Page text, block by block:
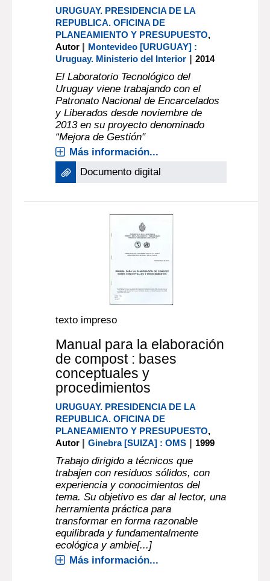
URUGUAY. PRESIDENCIA DE LA
REPUBLICA. OFICINA DE
PLANEAMIENTO Y PRESUPUESTO,
Autor | Montevideo [URUGUAY] :
Uruguay. Ministerio del Interior |2014
El Laboratorio Tecnológico del
Uruguay viene trabajando con el
Patronato Nacional de Encarcelados
y Liberados desde noviembre de
2013 en su proyecto denominado
“Mejora de Gestión"
Más información...
Documento digital
texto impreso
Manual para la elaboración
de compost : bases
conceptuales y
procedimientos
URUGUAY. PRESIDENCIA DE LA
REPUBLICA. OFICINA DE
PLANEAMIENTO Y PRESUPUESTO,
Autor |Ginebra [SUIZA] : OMS | 1999
Trabajo dirigido a técnicos que
trabajen con residuos sólidos, con
experiencia y conocimientos del
tema. Su objetivo es dar al lector, una
herramienta práctica para
transformar en forma razonable
equilibrada y fundamentalmente
ecológica y ambie[...]
Más información...